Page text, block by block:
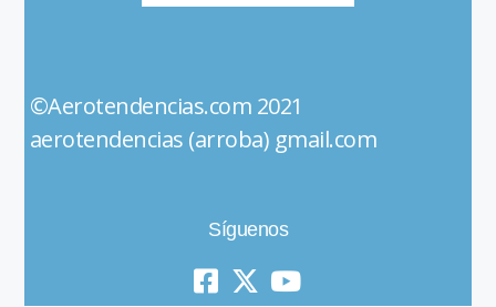
©Aerotendencias.com 2021
aerotendencias (arroba) gmail.com
Síguenos